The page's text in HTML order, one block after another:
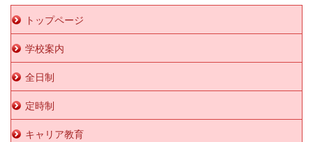
トップページ
学校案内
全日制
定時制
キャリア教育